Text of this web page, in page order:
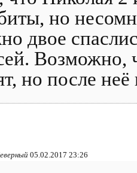
но
двое
Возможно,
но после
05.02.2017 23:26